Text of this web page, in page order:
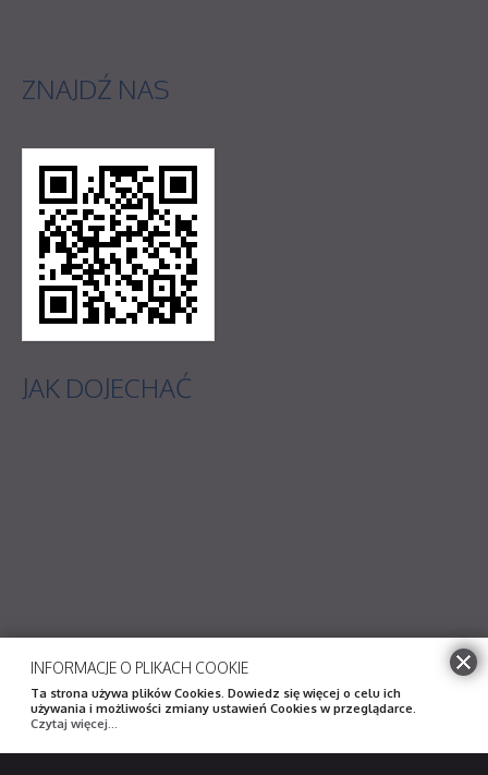
ZNAJDŹ NAS
JAK DOJECHAĆ
INFORMACJE O PLIKACH COOKIE
Ta strona używa plików Cookies. Dowiedz się więcej o celu ich
używania i możliwości zmiany ustawień Cookies w przeglądarce.
Czytaj więcej...